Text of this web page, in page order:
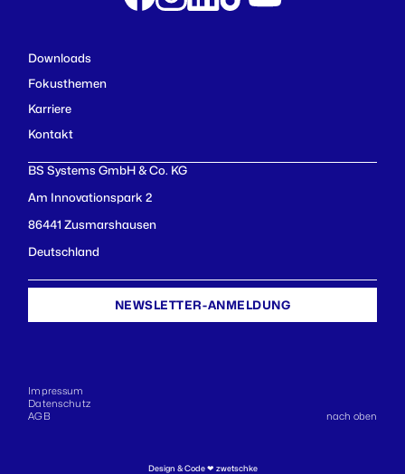
Downloads
Fokusthemen
Karriere
Kontakt
BS Systems GmbH & Co. KG
Am Innovationspark 2
86441 Zusmarshausen
Deutschland
NEWSLETTER-ANMELDUNG
Impressum
Datenschutz
AGB
nach oben
Design & Code ❤ zwetschke